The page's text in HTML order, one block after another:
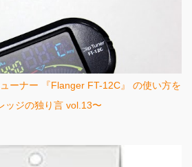
ーナー 『Flanger FT-12C』 の使い方を
ッジの独り言 vol.13〜